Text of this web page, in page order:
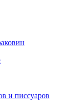
и писсуаров